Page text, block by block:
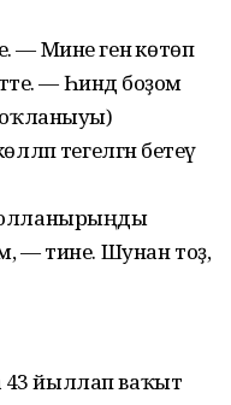
Мине генә көтөп
— Һиндә боҙом
тегелгән бетеү
— тине. Шунан тоҙ,
43 йыллап ваҡыт